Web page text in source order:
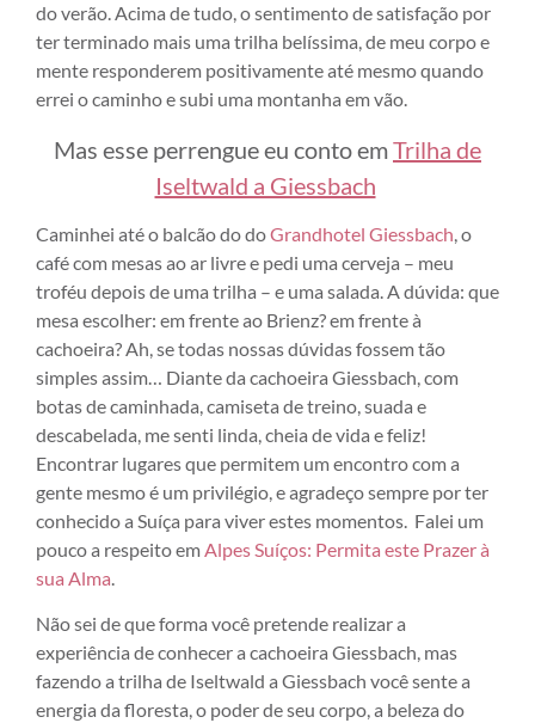
do verão. Acima de tudo, o sentimento de satisfação por
ter terminado mais uma trilha belíssima, de meu corpo e
mente responderem positivamente até mesmo quando
errei o caminho e subi uma montanha em vão.
Mas esse perrengue eu conto emTrilha de
Iseltwald a Giessbach
Caminhei até o balcão do doGrandhotel Giessbach, o
café com mesas ao ar livre e pedi uma cerveja – meu
troféu depois de uma trilha – e uma salada. A dúvida: que
mesa escolher: em frente ao Brienz? em frente à
cachoeira? Ah, se todas nossas dúvidas fossem tão
simples assim… Diante da cachoeira Giessbach, com
botas de caminhada, camiseta de treino, suada e
descabelada, me senti linda, cheia de vida e feliz!
Encontrar lugares que permitem um encontro com a
gente mesmo é um privilégio, e agradeço sempre por ter
conhecido a Suíça para viver estes momentos. Falei um
pouco a respeito emAlpes Suíços: Permita este Prazer à
sua Alma.
Não sei de que forma você pretende realizar a
experiência de conhecer a cachoeira Giessbach, mas
fazendo a trilha de Iseltwald a Giessbach você sente a
energia da floresta, o poder de seu corpo, a beleza do